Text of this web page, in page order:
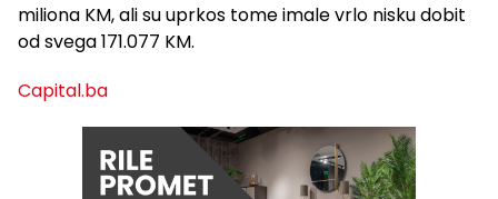
miliona KM, ali su uprkos tome imale vrlo nisku dobit
od svega 171.077 KM.
Capital.ba